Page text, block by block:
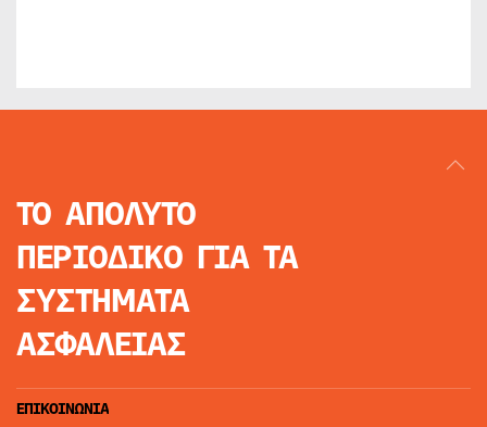
ΤΟ ΑΠΟΛΥΤΟ
ΠΕΡΙΟΔΙΚΟ ΓΙΑ ΤΑ
ΣΥΣΤΗΜΑΤΑ
ΑΣΦΑΛΕΙΑΣ
ΕΠΙΚΟΙΝΩΝΙΑ